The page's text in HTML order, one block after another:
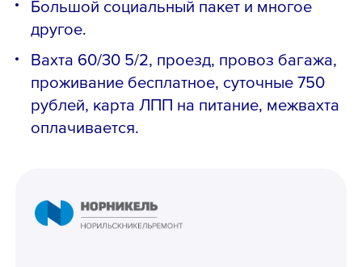
Большой социальный пакет и многое
другое.
Вахта 60/30 5/2, проезд, провоз багажа,
проживание бесплатное, суточные 750
рублей, карта ЛПП на питание, межвахта
оплачивается.